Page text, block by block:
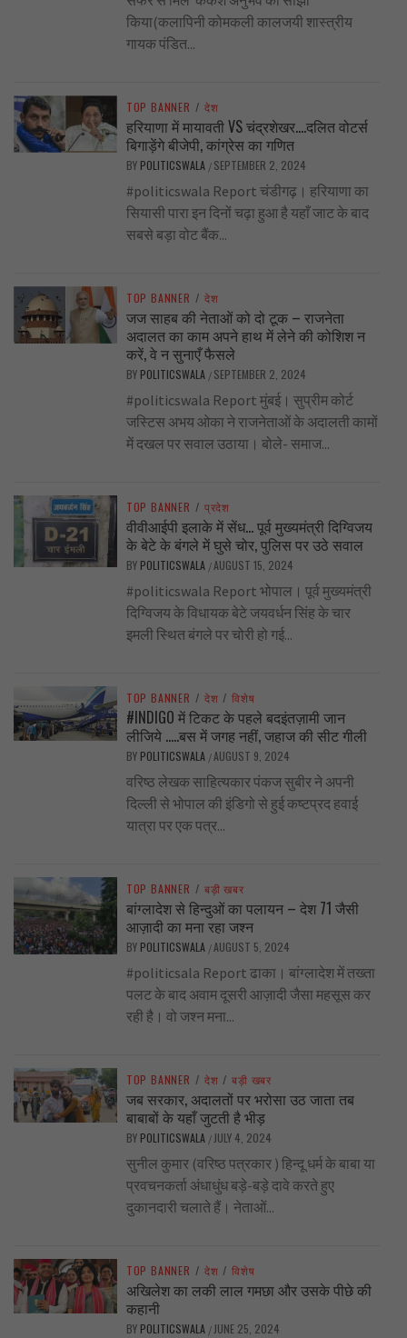
किया(कलापिनी कोमकली कालजयी शास्त्रीय
गायक पंडित...
TOP BANNER / देश
हरियाणा में मायावती VS चंद्रशेखर….दलित वोटर्स
बिगाड़ेंगे बीजेपी, कांग्रेस का गणित
BY POLITICSWALA / SEPTEMBER 2, 2024
#politicswala Report चंडीगढ़। हरियाणा का
सियासी पारा इन दिनों चढ़ा हुआ है यहाँ जाट के बाद
सबसे बड़ा वोट बैंक...
TOP BANNER / देश
जज साहब की नेताओं को दो टूक – राजनेता
अदालत का काम अपने हाथ में लेने की कोशिश न
करें, वे न सुनाएँ फैसले
BY POLITICSWALA / SEPTEMBER 2, 2024
#politicswala Report मुंबई। सुप्रीम कोर्ट
जस्टिस अभय ओका ने राजनेताओं के अदालती कामों
में दखल पर सवाल उठाया। बोले- समाज...
TOP BANNER / प्रदेश
वीवीआईपी इलाके में सेंध… पूर्व मुख्यमंत्री दिग्विजय
के बेटे के बंगले में घुसे चोर, पुलिस पर उठे सवाल
BY POLITICSWALA /AUGUST 15, 2024
#politicswala Report भोपाल। पूर्व मुख्यमंत्री
दिग्विजय के विधायक बेटे जयवर्धन सिंह के चार
इमली स्थित बंगले पर चोरी हो गई...
TOP BANNER / देश / विशेष
#INDIGO में टिकट के पहले बदइंतज़ामी जान
लीजिये …..बस में जगह नहीं, जहाज की सीट गीली
BY POLITICSWALA /AUGUST 9, 2024
वरिष्ठ लेखक साहित्यकार पंकज सुबीर ने अपनी
दिल्ली से भोपाल की इंडिगो से हुई कष्टप्रद हवाई
यात्रा पर एक पत्र...
TOP BANNER / बड़ी खबर
बांग्लादेश से हिन्दुओं का पलायन – देश 71 जैसी
आज़ादी का मना रहा जश्न
BY POLITICSWALA /AUGUST 5, 2024
#politicsala Report ढाका। बांग्लादेश में तख्ता
पलट के बाद अवाम दूसरी आज़ादी जैसा महसूस कर
रही है। वो जश्न मना...
TOP BANNER / देश / बड़ी खबर
जब सरकार, अदालतों पर भरोसा उठ जाता तब
बाबाबों के यहाँ जुटती है भीड़
BY POLITICSWALA / JULY 4, 2024
सुनील कुमार (वरिष्ठ पत्रकार ) हिन्दू धर्म के बाबा या
प्रवचनकर्ता अंधाधुंध बड़े-बड़े दावे करते हुए
दुकानदारी चलाते हैं। नेताओं...
TOP BANNER / देश / विशेष
अखिलेश का लकी लाल गमछा और उसके पीछे की
कहानी
BY POLITICSWALA / JUNE 25, 2024